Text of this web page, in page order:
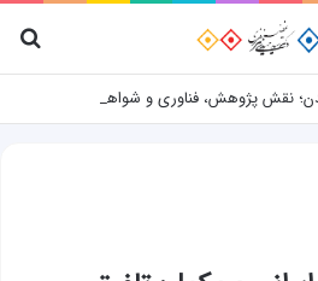
نقش پژوهش، فناوری و شواهد علمی